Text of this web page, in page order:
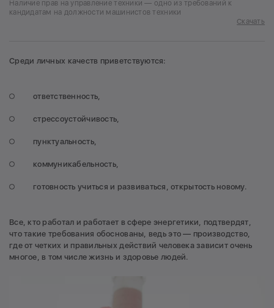
Наличие прав на управление техники — одно из требований к
кандидатам на должности машинистов техники
Скачать
Среди личных качеств приветствуются:
ответственность,
стрессоустойчивость,
пунктуальность,
коммуникабельность,
готовность учиться и развиваться, открытость новому.
Все, кто работал и работает в сфере энергетики, подтвердят,
что такие требования обоснованы, ведь это — производство,
где от четких и правильных действий человека зависит очень
многое, в том числе жизнь и здоровье людей.